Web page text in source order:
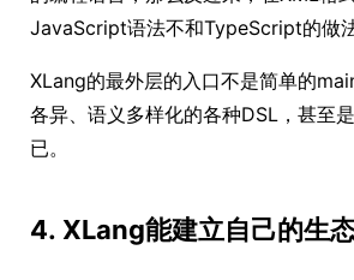
JavaScript语法不和TypeScript的做
XLang的最外层的入口不是简单的
各异、语义多样化的各种DSL，甚至
已。
4. XLang能建立自己的生